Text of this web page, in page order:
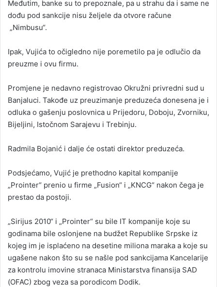
Međutim, banke su to prepoznale, pa u strahu da i same ne
dođu pod sankcije nisu željele da otvore račune
„Nimbusu“.
Ipak, Vujića to očigledno nije poremetilo pa je odlučio da
preuzme i ovu firmu.
Promjene je nedavno registrovao Okružni privredni sud u
Banjaluci. Takođe uz preuzimanje preduzeća donesena je i
odluka o gašenju poslovnica u Prijedoru, Doboju, Zvorniku,
Bijeljini, Istočnom Sarajevu i Trebinju.
Radmila Bojanić i dalje će ostati direktor preduzeća.
Podsjećamo, Vujić je prethodno kapital kompanije
„Prointer“ prenio u firme „Fusion“ i „KNCG“ nakon čega je
prestao da postoji.
„Sirijus 2010“ i „Prointer“ su bile IT kompanije koje su
godinama bile oslonjene na budžet Republike Srpske iz
kojeg im je isplaćeno na desetine miliona maraka a koje su
ugašene nakon što su se našle pod sankcijama Kancelarije
za kontrolu imovine stranaca Ministarstva finansija SAD
(OFAC) zbog veza sa porodicom Dodik.